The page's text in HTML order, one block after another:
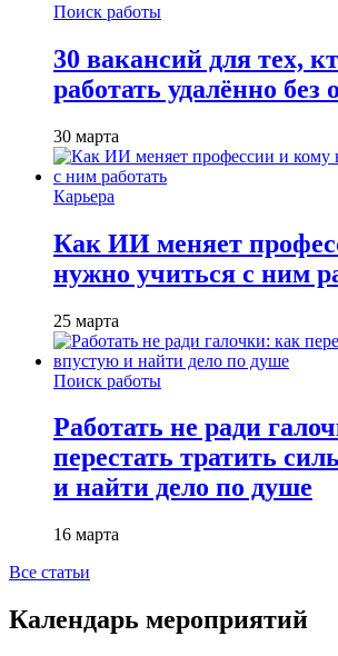
Поиск работы
30 вакансий для тех,
работать удалённо без
30 марта
Карьера
Как ИИ меняет
нужно учиться с ним
25 марта
Поиск работы
Работать не ради
перестать тратить
и найти дело по душе
16 марта
Все статьи
Календарь мероприятий